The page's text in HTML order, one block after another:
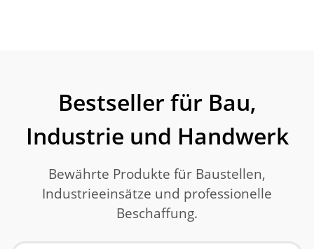
Bestseller für Bau,
Industrie und Handwerk
Bewährte Produkte für Baustellen,
Industrieeinsätze und professionelle
Beschaffung.